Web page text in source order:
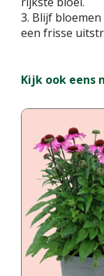
3. Blijf
een frisse
Kijk ook eens